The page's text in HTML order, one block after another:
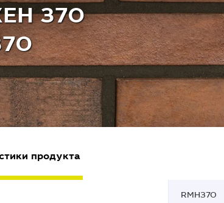
370
продукта
RMH370